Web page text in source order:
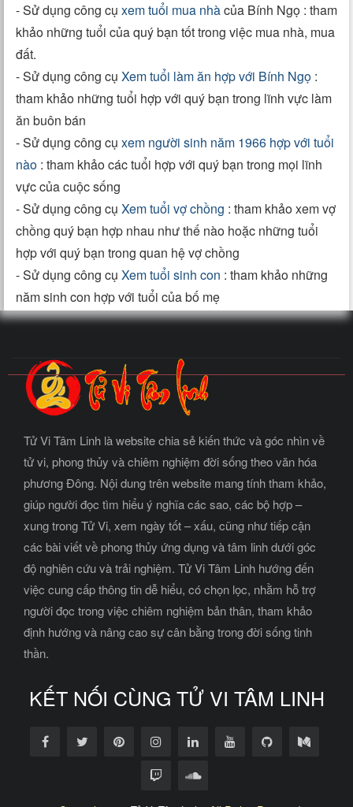
- Sử dụng công cụ xem tuổi mua nhàcủa Bính Ngọ : tham
khảo những tuổi của quý bạn tốt trong việc mua nhà, mua
đất.
- Sử dụng công cụ Xem tuổi làm ăn hợp với Bính Ngọ :
tham khảo những tuổi hợp với quý bạn trong lĩnh vực làm
ăn buôn bán
- Sử dụng công cụ xem người sinh năm 1966 hợp với tuổi
nào : tham khảo các tuổi hợp với quý bạn trong mọi lĩnh
vực của cuộc sống
- Sử dụng công cụ Xem tuổi vợ chồng : tham khảo xem vợ
chồng quý bạn hợp nhau như thế nào hoặc những tuổi
hợp với quý bạn trong quan hệ vợ chồng
- Sử dụng công cụ Xem tuổi sinh con : tham khảo những
năm sinh con hợp với tuổi của bố mẹ
Tử Vi Tâm Linh là website chia sẻ kiến thức và góc nhìn về
tử vi, phong thủy và chiêm nghiệm đời sống theo văn hóa
phương Đông. Nội dung trên website mang tính tham khảo,
giúp người đọc tìm hiểu ý nghĩa các sao, các bộ hợp –
xung trong Tử Vi, xem ngày tốt – xấu, cũng như tiếp cận
các bài viết về phong thủy ứng dụng và tâm linh dưới góc
độ nghiên cứu và trải nghiệm. Tử Vi Tâm Linh hướng đến
việc cung cấp thông tin dễ hiểu, có chọn lọc, nhằm hỗ trợ
người đọc trong việc chiêm nghiệm bản thân, tham khảo
định hướng và nâng cao sự cân bằng trong đời sống tinh
thần.
KẾT NỐI CÙNG TỬ VI TÂM LINH